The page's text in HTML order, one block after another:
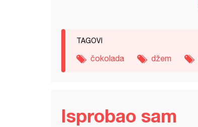
TAGOVI
čokolada džem
Isprobao sam